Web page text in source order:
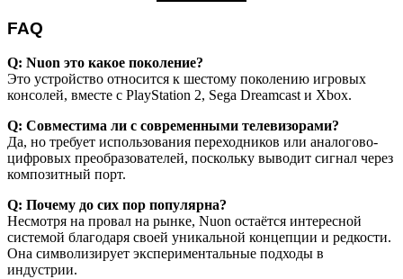
FAQ
Q: Nuon это какое поколение?
Это устройство относится к шестому поколению игровых
консолей, вместе с PlayStation 2, Sega Dreamcast и Xbox.
Q: Совместима ли с современными телевизорами?
Да, но требует использования переходников или аналогово-
цифровых преобразователей, поскольку выводит сигнал через
композитный порт.
Q: Почему до сих пор популярна?
Несмотря на провал на рынке, Nuon остаётся интересной
системой благодаря своей уникальной концепции и редкости.
Она символизирует экспериментальные подходы в
индустрии.